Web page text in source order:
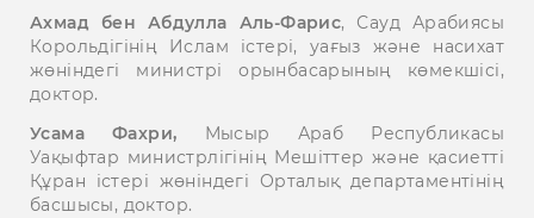
Ахмад бен Абдулла Аль-Фарис, Сауд Арабиясы
Корольдігінің Ислам істері, уағыз және насихат
жөніндегі министрі орынбасарының көмекшісі,
доктор.
Усама Фахри, Мысыр Араб Республикасы
Уақыфтар министрлігінің Мешіттер және қасиетті
Құран істері жөніндегі Орталық департаментінің
басшысы, доктор.